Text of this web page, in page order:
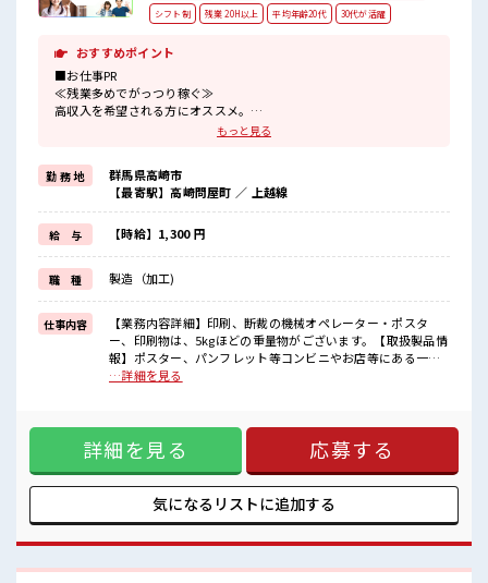
シフト制
残業 20H以上 平均年齢20代 30代が活躍
おすすめポイント
■お仕事PR
≪残業多めでがっつり稼ぐ≫
高収入を希望される方にオススメ。
残業は月20時間以上あります♪
基本的に髪色自由で明るすぎたり奇抜でなければOKです！
(規定有)≪未経験の方も大カンゲイ≫
新しいことにチャレンジするのは不安だけど、
しっかり働く環境が整っています！
イチからスキルUP・ステップUP目指していきましょう！
≪自分に向いている仕事が探せる≫
困った事などがあれば、
担当がしっかりサポートします！
■職場の雰囲気
髪型・髪色自由♪
派手過ぎなければOKだから、
モチベーションもUP！
もっと見る
勤 務 地
群馬県高崎市
【最寄駅】高崎問屋町 ／ 上越線
給 与 【時給】1,300 円
職 種 製造（加工)
仕事内容
【業務内容詳細】印刷、断裁の機械オペレーター・ポスタ
ー、印刷物は、5kgほどの重量物がございます。【取扱製品情
報】ポスター、パンフレット等コンビニやお店等にある一般
的なもの ■お仕事PR ≪残業多めでがっつり稼ぐ≫ 高収入を希
です！ (規定有)≪未経験の方も大カンゲイ≫ 新しいことにチ
ャレンジするのは不安だけど、 しっかり働く環境が整ってい
ます！ イチからスキルUP・ステップUP目指していきましょ
う！ ≪自分に向いている仕事が探せる≫ 困った事などがあれ
ば、 担当がしっかりサポートします！ ■職場の雰囲気 髪型・
髪色自由♪ 派手過ぎなければOKだから、 モチベーションも
…詳細を見る
詳細を見る 応募する
気になるリストに追加する